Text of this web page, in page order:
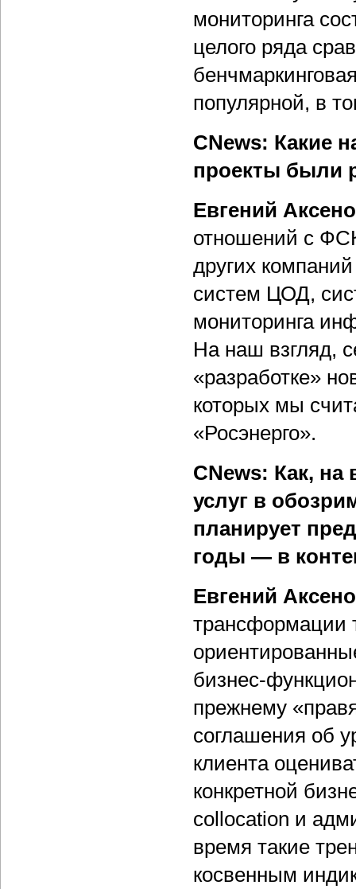
мониторинга
целого ряда
популярной, в
CNews: Какие
проекты были
Евгений
отношений с
других
систем ЦОД,
мониторинга
На наш взгляд,
«разработке»
которых мы
«Росэнерго».
CNews: Как, на
услуг в
планирует
годы — в
Евгений
трансформации
бизнес-
прежнему
соглашения об
клиента
конкретной
collocation и
время такие
косвенным